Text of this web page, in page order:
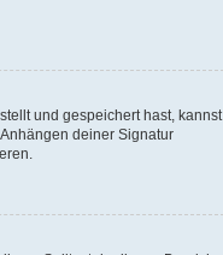
und gespeichert hast, kannst
deiner Signatur